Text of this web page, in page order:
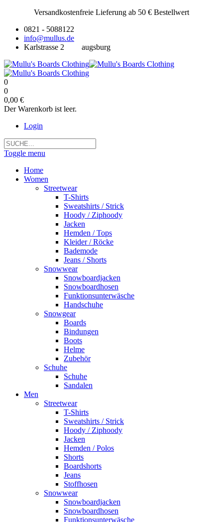
Versandkostenfreie Lieferung ab 50 € Bestellwert
0821 - 5088122
info@mullus.de
Karlstrasse 2
augsburg
0
0
0,00 €
Der Warenkorb ist leer.
Login
Toggle menu
Home
Women
Streetwear
T-Shirts
Sweatshirts / Strick
Hoody / Ziphoody
Jacken
Hemden / Tops
Kleider / Röcke
Bademode
Jeans / Shorts
Snowwear
Snowboardjacken
Snowboardhosen
Funktionsunterwäsche
Handschuhe
Snowgear
Boards
Bindungen
Boots
Helme
Zubehör
Schuhe
Schuhe
Sandalen
Men
Streetwear
T-Shirts
Sweatshirts / Strick
Hoody / Ziphoody
Jacken
Hemden / Polos
Shorts
Boardshorts
Jeans
Stoffhosen
Snowwear
Snowboardjacken
Snowboardhosen
Funktionsunterwäsche